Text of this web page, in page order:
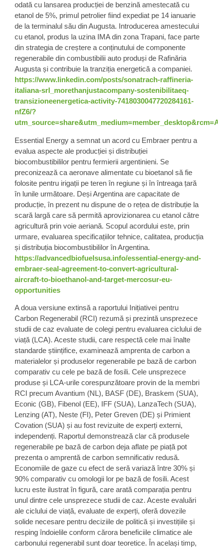
odată cu lansarea producției de benzină amestecată cu
etanol de 5%, primul petrolier fiind expediat pe 14 ianuarie
de la terminalul său din Augusta. Introducerea amestecului
cu etanol, produs la uzina IMA din zona Trapani, face parte
din strategia de creștere a conținutului de componente
regenerabile din combustibilii auto produși de Rafinăria
Augusta și contribuie la tranziția energetică a companiei.
https://www.linkedin.com/posts/sonatrach-raffineria-
italiana-srl_morethanjustacompany-sostenibilitaeq-
transizioneenergetica-activity-7418030047720284161-
nfZ6/?
Essential Energy a semnat un acord cu Embraer pentru a
evalua aspecte ale producției și distribuției
biocombustibililor pentru fermierii argentinieni. Se
preconizează ca aeronave alimentate cu bioetanol să fie
folosite pentru irigații pe teren în regiune și în întreaga țară
în lunile următoare. Deși Argentina are capacitate de
producție, în prezent nu dispune de o rețea de distribuție la
scară largă care să permită aprovizionarea cu etanol către
agricultură prin voie aeriană. Scopul acordului este, prin
urmare, evaluarea specificațiilor tehnice, calitatea, producția
și distribuția biocombustibililor în Argentina.
https://advancedbiofuelsusa.info/essential-energy-and-
embraer-seal-agreement-to-convert-agricultural-
aircraft-to-bioethanol-and-target-mercosur-eu-
opportunities
A doua versiune extinsă a raportului Inițiativei pentru
Carbon Regenerabil (RCI) rezumă și prezintă unsprezece
studii de caz evaluate de colegi pentru evaluarea ciclului de
viață (LCA). Aceste studii, care respectă cele mai înalte
standarde științifice, examinează amprenta de carbon a
materialelor și produselor regenerabile pe bază de carbon
comparativ cu cele pe bază de fosili. Cele unsprezece
produse și LCA-urile corespunzătoare provin de la membri
RCI precum Avantium (NL), BASF (DE), Braskem (SUA),
Econic (GB), Fibenol (EE), IFF (SUA), LanzaTech (SUA),
Lenzing (AT), Neste (FI), Peter Greven (DE) și Primient
Covation (SUA) și au fost revizuite de experți externi,
independenți. Raportul demonstrează clar că produsele
regenerabile pe bază de carbon deja aflate pe piață pot
prezenta o amprentă de carbon semnificativ redusă.
Economiile de gaze cu efect de seră variază între 30% și
90% comparativ cu omologii lor pe bază de fosili. Acest
lucru este ilustrat în figură, care arată comparația pentru
unul dintre cele unsprezece studii de caz. Aceste evaluări
ale ciclului de viață, evaluate de experți, oferă dovezile
solide necesare pentru deciziile de politică și investițiile și
resping îndoielile conform cărora beneficiile climatice ale
carbonului regenerabil sunt doar teoretice. În același timp,